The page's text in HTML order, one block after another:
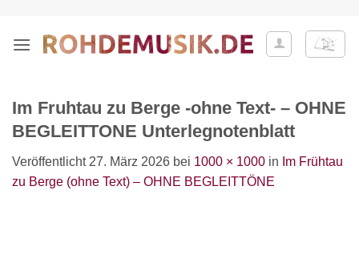
springen
Im Fruhtau zu Berge -ohne Text- – OHNE
BEGLEITTONE Unterlegnotenblatt
Veröffentlicht 27. März 2026 bei 1000 × 1000 in Im Frühtau
zu Berge (ohne Text) – OHNE BEGLEITTÖNE